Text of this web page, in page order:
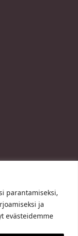
parantamiseksi,
ja
evästeidemme